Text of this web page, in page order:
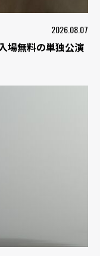
2026.08.07
場無料の単独公演